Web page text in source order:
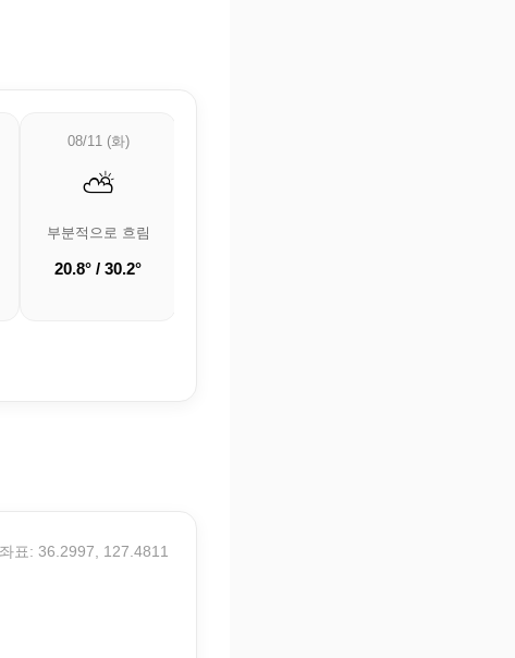
08/11 (화)
⛅
부분적으로 흐림
20.8° / 30.2°
좌표: 36.2997, 127.4811